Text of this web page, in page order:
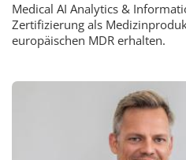
Medical AI Analytics &
Zertifizierung als
europäischen MDR erhalten.